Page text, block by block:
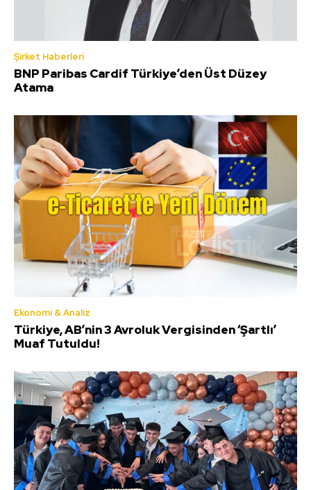
Şirket Haberleri
BNP Paribas Cardif Türkiye’den Üst Düzey
Atama
Ekonomi & Analiz
Türkiye, AB’nin 3 Avroluk Vergisinden ‘Şartlı’
Muaf Tutuldu!